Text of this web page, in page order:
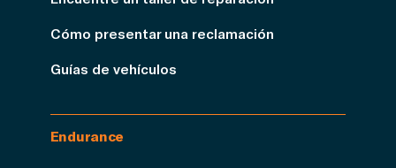
Cómo presentar una reclamación
Guías de vehículos
Endurance